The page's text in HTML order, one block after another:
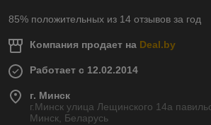
85% положительных из 14 отзывов за год
Компания продает на Deal.by
Работает с 12.02.2014
г. Минск
г.Минск улица Лещинского 14а
Минск, Беларусь